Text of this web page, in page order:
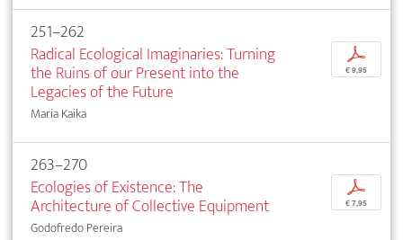
251–262
Radical Ecological Imaginaries: Turning
the Ruins of our Present into the
Legacies of the Future
Maria Kaika
p
€ 9,95
263–270
Ecologies of Existence: The
Architecture of Collective Equipment
Godofredo Pereira
p
€ 7,95